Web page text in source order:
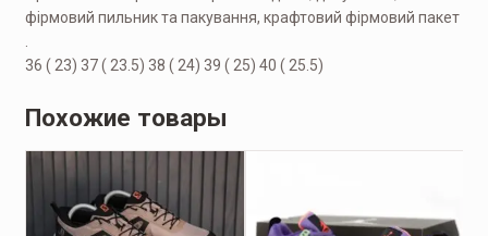
фірмовий пильник та пакування, крафтовий фірмовий пакет
36 ( 23) 37 ( 23.5) 38 ( 24) 39 ( 25) 40 ( 25.5)
Похожие товары